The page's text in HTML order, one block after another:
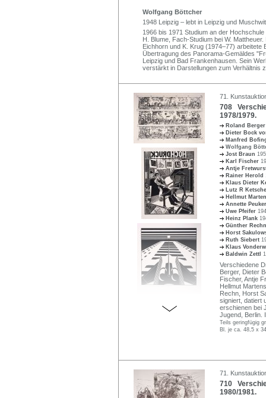
Wolfgang Böttcher
1948 Leipzig – lebt in Leipzig und
1966 bis 1971 Studium an der
H. Blume, Fach-Studium bei W.
Eichhorn und K. Krug (1974–77)
Übertragung des Panorama-Gemäldes
Leipzig und Bad Frankenhausen. Sein
verstärkt in Darstellungen zum Verhältnis
71.
708
1978/1979.
Roland
Dieter Bock
Manfred
Wolfgang
Jost Braun
Karl Fischer
Antje
Rainer Herold
Klaus Dieter
Lutz R
Hellmut
Annette
Uwe Pfeifer
Heinz Plank
Günther
Horst
Ruth Siebert
Klaus
Baldwin Zettl
Verschiedene
Berger, Dieter
Fischer, Antje
Hellmut
Rechn, Horst
signiert, datiert
erschienen bei
Jugend, Berlin.
Teils geringfügig
Bl. je ca. 48,5 x
71.
710
1980/1981.